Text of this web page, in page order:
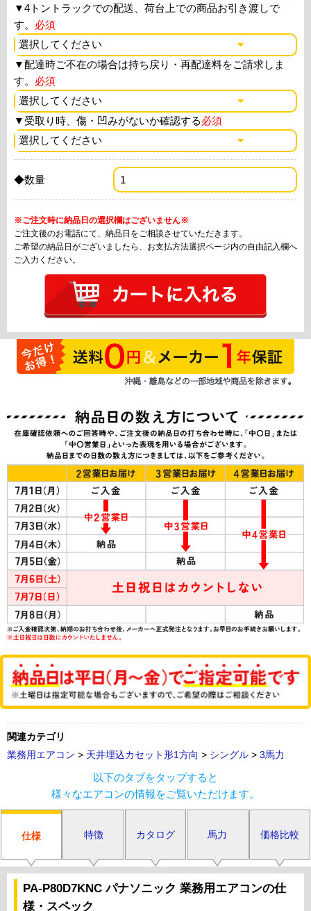
▼4トントラックでの配送、荷台上での商品お引き渡しで
す。 必須
▼配達時ご不在の場合は持ち戻り・再配達料をご請求しま
す。 必須
▼ 受取り時、傷・凹みがないか確認する必須
◆数量
※ご注文時に納品日の選択欄はございません※
ご注文後のお電話にて、納品日をご相談させていただきます。
ご希望の納品日がございましたら、お支払方法選択ページ内の自由記入欄へ
ご入力ください。
関連カテゴリ
業務用エアコン > 天井埋込カセット形1方向 > シングル > 3馬力
以下のタブをタップすると
様々なエアコンの情報をご覧いただけます。
仕様 特徴 カタログ 馬力 価格比較
PA-P80D7KNC パナソニック 業務用エアコンの仕
様・スペック